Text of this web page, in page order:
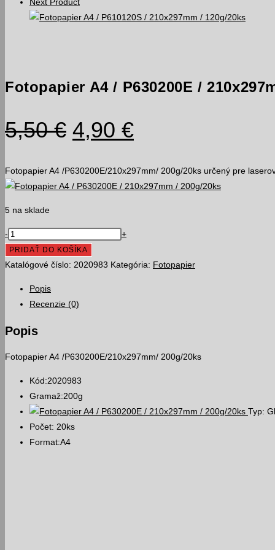
200g/20ks
Fotopapier A4 / P630200E /
5,50€ Pôvodná
bola:
5,50 €.
4,90 €Aktuálna
je:
4,90 €.
Fotopapier A4 /P630200E/210x297mm/ 200g/20ks určený pre
5 na sklade
množstvo
Fotopapier
A4
P630200E
210x297mm
200g/20ks
- +
PRIDAŤ DO KOŠÍKA
Katalógové číslo: 2020983 Kategória: Fotopapier
Popis
Recenzie (0)
Popis
Fotopapier A4 /P630200E/210x297mm/ 200g/20ks
Kód:2020983
Gramaž:200g
Typ:
Počet: 20ks
Format:A4